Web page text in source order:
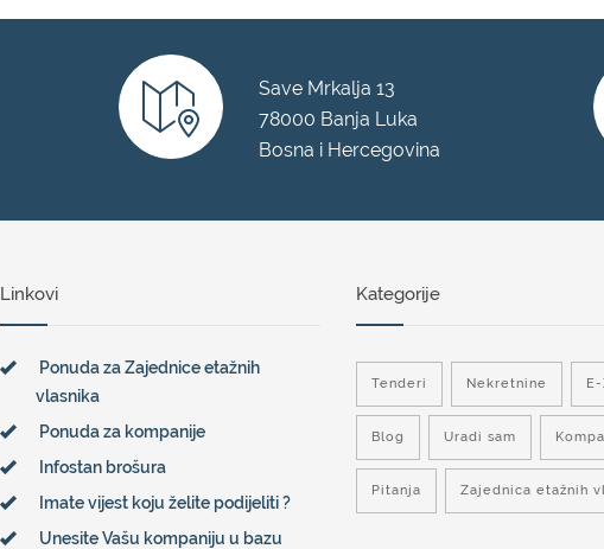
Save Mrkalja 13
78000 Banja Luka
Bosna i Hercegovina
Linkovi
Ponuda za Zajednice etažnih
vlasnika
Ponuda za kompanije
Infostan brošura
Imate vijest koju želite podijeliti ?
Unesite Vašu kompaniju u bazu
Kategorije
Tenderi Nekretnine
Blog Uradi sam
Pitanja Zajednica etažnih